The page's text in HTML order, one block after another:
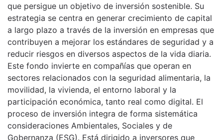
que persigue un objetivo de inversión sostenible. Su
estrategia se centra en generar crecimiento de capital
a largo plazo a través de la inversión en empresas que
contribuyen a mejorar los estándares de seguridad y a
reducir riesgos en diversos aspectos de la vida diaria.
Este fondo invierte en compañías que operan en
sectores relacionados con la seguridad alimentaria, la
movilidad, la vivienda, el entorno laboral y la
participación económica, tanto real como digital. El
proceso de inversión integra de forma sistemática
consideraciones Ambientales, Sociales y de
Gobernanza (ESG). Está dirigido a inversores que